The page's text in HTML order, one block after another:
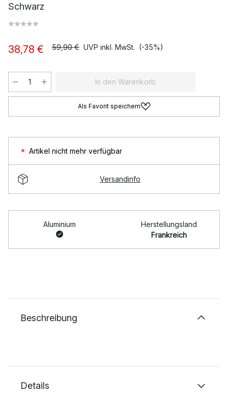
Schwarz
38,78 € 59,90 € UVP inkl. MwSt. (-35%)
In den Warenkorb
Als Favorit speichern
Artikel nicht mehr verfügbar
Versandinfo
Aluminium
Herstellungsland
Frankreich
Beschreibung
Details